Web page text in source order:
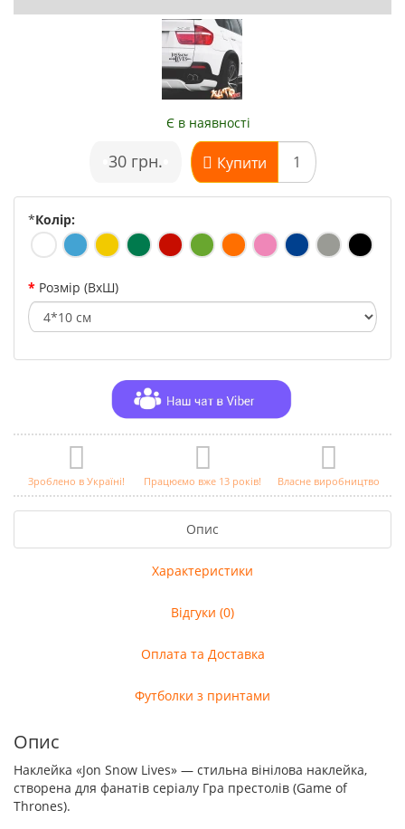
Є в наявності
30 грн. Купити
*Колір:
Розмір (ВхШ)
Зроблено в Україні! Працюємо вже 13 років! Власне виробництво
Опис
Характеристики
Відгуки (0)
Оплата та Доставка
Футболки з принтами
Опис
Наклейка «Jon Snow Lives» — стильна вінілова наклейка,
створена для фанатів серіалу Гра престолів (Game of
Thrones).